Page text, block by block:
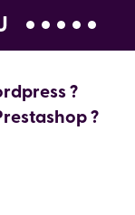
Pour un site
Pour un site e-